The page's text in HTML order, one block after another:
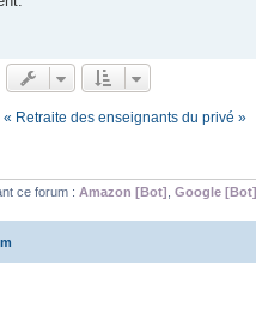
« Retraite des enseignants du privé »
ce forum : Amazon [Bot] , Google [Bot]